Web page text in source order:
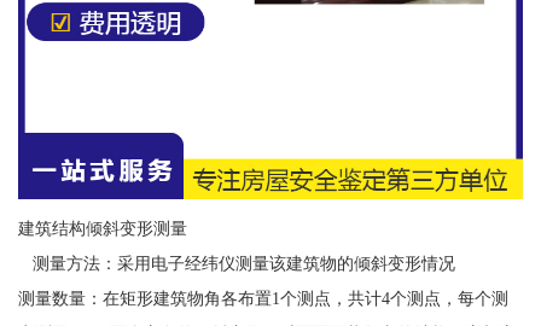
建筑结构倾斜变形测量
测量方法：采用电子经纬仪测量该建筑物的倾斜变形情况
测量数量：在矩形建筑物角各布置1个测点，共计4个测点，每个测